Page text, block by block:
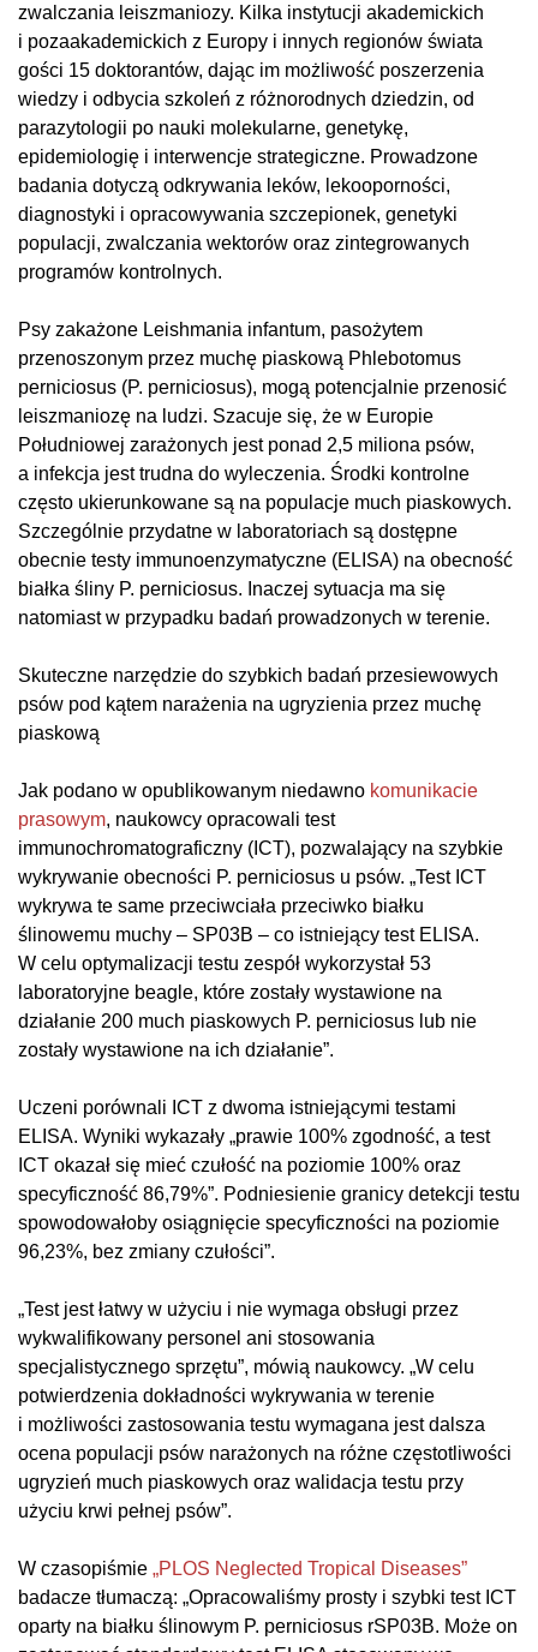
zwalczania leiszmaniozy. Kilka instytucji akademickich
i pozaakademickich z Europy i innych regionów świata
gości 15 doktorantów, dając im możliwość poszerzenia
wiedzy i odbycia szkoleń z różnorodnych dziedzin, od
parazytologii po nauki molekularne, genetykę,
epidemiologię i interwencje strategiczne. Prowadzone
badania dotyczą odkrywania leków, lekooporności,
diagnostyki i opracowywania szczepionek, genetyki
populacji, zwalczania wektorów oraz zintegrowanych
programów kontrolnych.
Psy zakażone Leishmania infantum, pasożytem
przenoszonym przez muchę piaskową Phlebotomus
perniciosus (P. perniciosus), mogą potencjalnie przenosić
leiszmaniozę na ludzi. Szacuje się, że w Europie
Południowej zarażonych jest ponad 2,5 miliona psów,
a infekcja jest trudna do wyleczenia. Środki kontrolne
często ukierunkowane są na populacje much piaskowych.
Szczególnie przydatne w laboratoriach są dostępne
obecnie testy immunoenzymatyczne (ELISA) na obecność
białka śliny P. perniciosus. Inaczej sytuacja ma się
natomiast w przypadku badań prowadzonych w terenie.
Skuteczne narzędzie do szybkich badań przesiewowych
psów pod kątem narażenia na ugryzienia przez muchę
piaskową
Jak podano w opublikowanym niedawno komunikacie
prasowym, naukowcy opracowali test
immunochromatograficzny (ICT), pozwalający na szybkie
wykrywanie obecności P. perniciosus u psów. „Test ICT
wykrywa te same przeciwciała przeciwko białku
ślinowemu muchy – SP03B – co istniejący test ELISA.
W celu optymalizacji testu zespół wykorzystał 53
laboratoryjne beagle, które zostały wystawione na
działanie 200 much piaskowych P. perniciosus lub nie
zostały wystawione na ich działanie”.
Uczeni porównali ICT z dwoma istniejącymi testami
ELISA. Wyniki wykazały „prawie 100% zgodność, a test
ICT okazał się mieć czułość na poziomie 100% oraz
specyficzność 86,79%”. Podniesienie granicy detekcji testu
spowodowałoby osiągnięcie specyficzności na poziomie
96,23%, bez zmiany czułości”.
„Test jest łatwy w użyciu i nie wymaga obsługi przez
wykwalifikowany personel ani stosowania
specjalistycznego sprzętu”, mówią naukowcy. „W celu
potwierdzenia dokładności wykrywania w terenie
i możliwości zastosowania testu wymagana jest dalsza
ocena populacji psów narażonych na różne częstotliwości
ugryzień much piaskowych oraz walidacja testu przy
użyciu krwi pełnej psów”.
W czasopiśmie „PLOS Neglected Tropical Diseases”
badacze tłumaczą: „Opracowaliśmy prosty i szybki test ICT
oparty na białku ślinowym P. perniciosus rSP03B. Może on